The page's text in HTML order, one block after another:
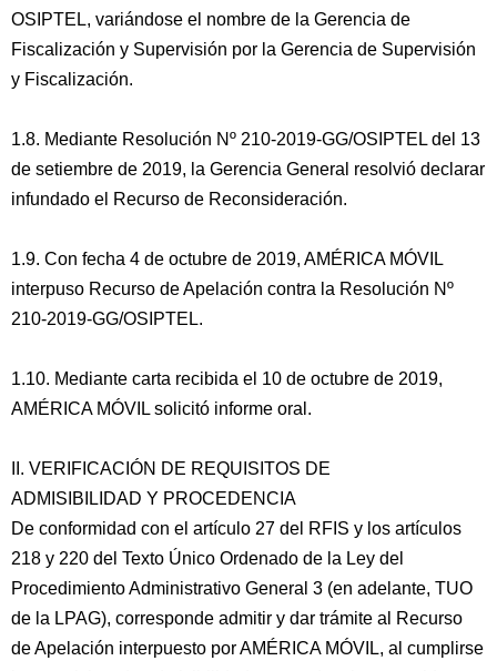
OSIPTEL, variándose el nombre de la Gerencia de
Fiscalización y Supervisión por la Gerencia de Supervisión
y Fiscalización.
1.8. Mediante Resolución Nº 210-2019-GG/OSIPTEL del 13
de setiembre de 2019, la Gerencia General resolvió declarar
infundado el Recurso de Reconsideración.
1.9. Con fecha 4 de octubre de 2019, AMÉRICA MÓVIL
interpuso Recurso de Apelación contra la Resolución Nº
210-2019-GG/OSIPTEL.
1.10. Mediante carta recibida el 10 de octubre de 2019,
AMÉRICA MÓVIL solicitó informe oral.
II. VERIFICACIÓN DE REQUISITOS DE
ADMISIBILIDAD Y PROCEDENCIA
De conformidad con el artículo 27 del RFIS y los artículos
218 y 220 del Texto Único Ordenado de la Ley del
Procedimiento Administrativo General 3 (en adelante, TUO
de la LPAG), corresponde admitir y dar trámite al Recurso
de Apelación interpuesto por AMÉRICA MÓVIL, al cumplirse